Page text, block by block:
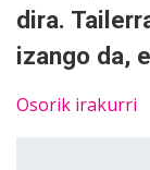
dira.
izango da,
Osorik irakurri